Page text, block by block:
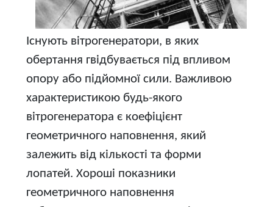
Існують вітрогенератори, в яких
обертання гвідбувається під впливом
опору або підйомної сили. Важливою
характеристикою будь-якого
вітрогенератора є коефіцієнт
геометричного наповнення, який
залежить від кількості та форми
лопатей. Хороші показники
геометричного наповнення